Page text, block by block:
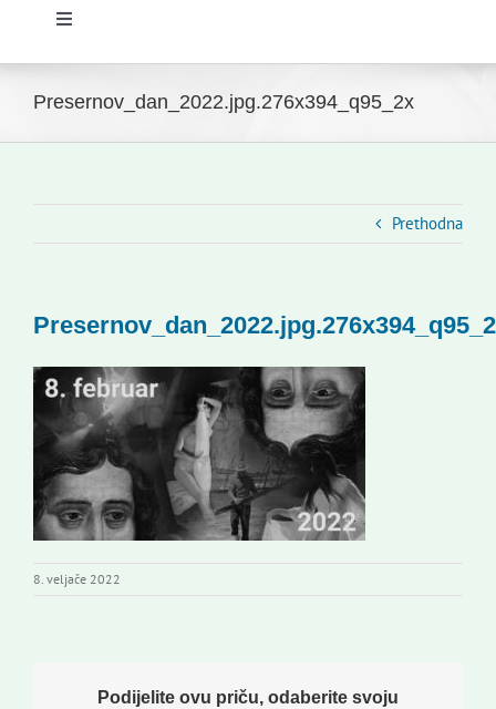
Toggle
Novosti
Kontakti
Novi odmev – naše glasilo
Izdavaštvo
Korisne informacije
Presernov_dan_2022.jpg.276x394_q95_2x
Prethodna
8. veljače 2022
Podijelite ovu priču, odaberite svoju